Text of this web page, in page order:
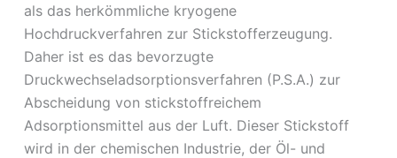
als das herkömmliche kryogene
Hochdruckverfahren zur Stickstofferzeugung.
Daher ist es das bevorzugte
Druckwechseladsorptionsverfahren (P.S.A.) zur
Abscheidung von stickstoffreichem
Adsorptionsmittel aus der Luft. Dieser Stickstoff
wird in der chemischen Industrie, der Öl- und